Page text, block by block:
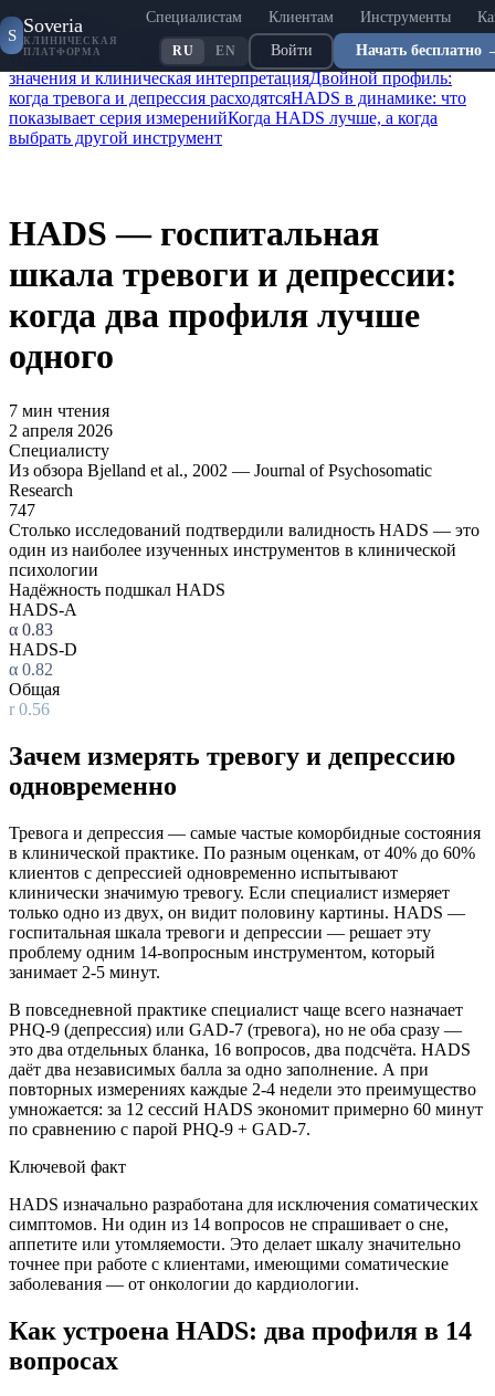
S Soveria
КЛИНИЧЕСКАЯ
ПЛАТФОРМА
Специалистам Клиентам Инструменты
RU EN Войти Начать бесплатно
Содержание
Зачем измерять тревогу и депрессию одновременноКак
устроена HADS: два профиля в 14 вопросах
Пороговые
значения и клиническая интерпретацияДвойной профиль:
когда тревога и депрессия расходятсяHADS в динамике: что
показывает серия измеренийКогда HADS лучше, а когда
выбрать другой инструмент
HADS — госпитальная
шкала тревоги и депрессии:
когда два профиля лучше
одного
7 мин чтения
2 апреля 2026
Специалисту
Из обзора Bjelland et al., 2002 — Journal of Psychosomatic
Research
747
Столько исследований подтвердили валидность HADS — это
один из наиболее изученных инструментов в клинической
психологии
Надёжность подшкал HADS
HADS-A
α 0.83
HADS-D
α 0.82
Общая
r 0.56
Зачем измерять тревогу и депрессию
одновременно
Тревога и депрессия — самые частые коморбидные состояния
в клинической практике. По разным оценкам, от 40% до 60%
клиентов с депрессией одновременно испытывают
клинически значимую тревогу. Если специалист измеряет
только одно из двух, он видит половину картины. HADS —
госпитальная шкала тревоги и депрессии — решает эту
проблему одним 14-вопросным инструментом, который
занимает 2-5 минут.
В повседневной практике специалист чаще всего назначает
PHQ-9 (депрессия) или GAD-7 (тревога), но не оба сразу —
это два отдельных бланка, 16 вопросов, два подсчёта. HADS
даёт два независимых балла за одно заполнение. А при
повторных измерениях каждые 2-4 недели это преимущество
умножается: за 12 сессий HADS экономит примерно 60 минут
по сравнению с парой PHQ-9 + GAD-7.
Ключевой факт
HADS изначально разработана для исключения соматических
симптомов. Ни один из 14 вопросов не спрашивает о сне,
аппетите или утомляемости. Это делает шкалу значительно
точнее при работе с клиентами, имеющими соматические
заболевания — от онкологии до кардиологии.
Как устроена HADS: два профиля в 14
вопросах